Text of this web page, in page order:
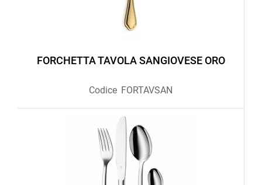
FORCHETTA TAVOLA SANGIOVESE ORO
Codice FORTAVSAN